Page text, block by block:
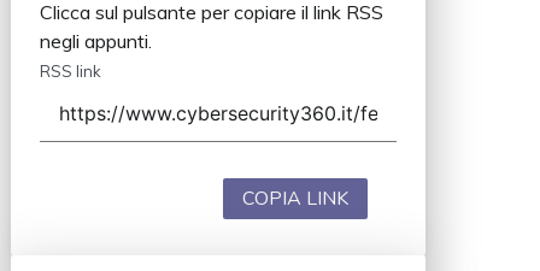
Clicca sul pulsante per copiare il link RSS
negli appunti.
RSS link
COPIA LINK